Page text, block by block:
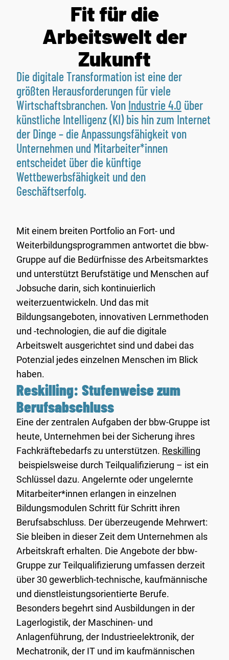
Fit für die
Arbeitswelt der
Zukunft
Die digitale Transformation ist eine der
größten Herausforderungen für viele
Wirtschaftsbranchen. Von Industrie 4.0 über
künstliche Intelligenz (KI) bis hin zum Internet
der Dinge – die Anpassungsfähigkeit von
Unternehmen und Mitarbeiter*innen
entscheidet über die künftige
Wettbewerbsfähigkeit und den
Geschäftserfolg.
Mit einem breiten Portfolio an Fort- und
Weiterbildungsprogrammen antwortet die bbw-
Gruppe auf die Bedürfnisse des Arbeitsmarktes
und unterstützt Berufstätige und Menschen auf
Jobsuche darin, sich kontinuierlich
weiterzuentwickeln. Und das mit
Bildungsangeboten, innovativen Lernmethoden
und -technologien, die auf die digitale
Arbeitswelt ausgerichtet sind und dabei das
Potenzial jedes einzelnen Menschen im Blick
haben.
Reskilling: Stufenweise zum
Berufsabschluss
Eine der zentralen Aufgaben der bbw-Gruppe ist
heute, Unternehmen bei der Sicherung ihres
Fachkräftebedarfs zu unterstützen. Reskilling
beispielsweise durch Teilqualifizierung – ist ein
Schlüssel dazu. Angelernte oder ungelernte
Mitarbeiter*innen erlangen in einzelnen
Bildungsmodulen Schritt für Schritt ihren
Berufsabschluss. Der überzeugende Mehrwert:
Sie bleiben in dieser Zeit dem Unternehmen als
Arbeitskraft erhalten. Die Angebote der bbw-
Gruppe zur Teilqualifizierung umfassen derzeit
über 30 gewerblich-technische, kaufmännische
und dienstleistungsorientierte Berufe.
Besonders begehrt sind Ausbildungen in der
Lagerlogistik, der Maschinen- und
Anlagenführung, der Industrieelektronik, der
Mechatronik, der IT und im kaufmännischen